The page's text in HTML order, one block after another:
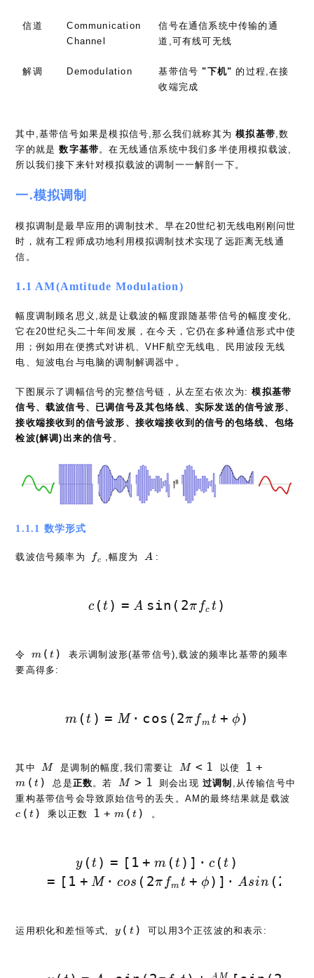
信道
Communication
Channel
信号在通信系统中传输的通
道,可有线可无线
解调 Demodulation 基带信号"下机" 的过程,在接
收端完成
其中,基带信号如果是模拟信号,那么我们就称其为模拟基带,数
字的就是数字基带。在无线通信系统中我们多半使用模拟载波,
所以我们接下来针对模拟载波的调制一一解剖一下。
一.模拟调制
模拟调制是最早应用的调制技术。早在20世纪初无线电刚刚问世
时，就有工程师成功地利用模拟调制技术实现了远距离无线通
信。
1.1 AM(Amtitude Modulation)
幅度调制顾名思义,就是让载波的幅度跟随基带信号的幅度变化,
它在20世纪头二十年间发展，在今天，它仍在多种通信形式中使
用；例如用在便携式对讲机、VHF航空无线电、民用波段无线
电、短波电台与电脑的调制解调器中。
下图展示了调幅信号的完整信号链，从左至右依次为:模拟基带
信号、载波信号、已调信号及其包络线、实际发送的信号波形、
接收端接收到的信号波形、接收端接收到的信号的包络线、包络
检波(解调)出来的信号 。
1.1.1 数学形式
载波信号频率为 f_c
fc ,幅度为 A
A :
c(t) = A\sin(2\pi f_c t)
c (t ) = A sin ( 2π fc t )
令 m(t)
m (t )
表示调制波形(基带信号),载波的频率比基带的频率
要高得多:
m(t) = M·\cos(2\pi f_mt +
m (t ) = M ⋅ cos ( 2π fm t + ϕ )
其中 M
M 是调制的幅度,我们需要让 M<1
M < 1 以使 1+m(t)
1 +
m ( t ) 总是正数。若 M>1
M > 1 则会出现 过调制 ,从传输信号中
重构基带信号会导致原始信号的丢失。AM的最终结果就是载波
c ( t ) 乘以正数 1+m(t)
1 + m (t ) 。
y(t) =
= [1+M·cos(2\pi f_m t +
y (t ) = [ 1 + m (t ) ] ⋅ c (t )
= [ 1 + M ⋅ cos ( 2π fm t + ϕ ) ] ⋅ Asin ( 2
运用积化和差恒等式, y(t)
y ( t ) 可以用3个正弦波的和表示:
A M